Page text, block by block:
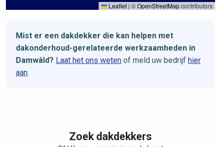
Leaflet | ©OpenStreetMapcontributors
Mist er een dakdekker die kan helpen met
dakonderhoud-gerelateerde werkzaamheden in
Damwâld? Laat het ons weten of meld uw bedrijf hier
aan.
Zoek dakdekkers